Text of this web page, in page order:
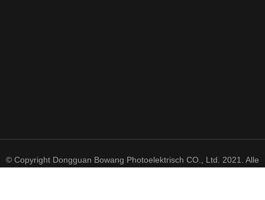
© Copyright Dongguan Bowang Photoelektrisch CO., Ltd. 2021. Alle